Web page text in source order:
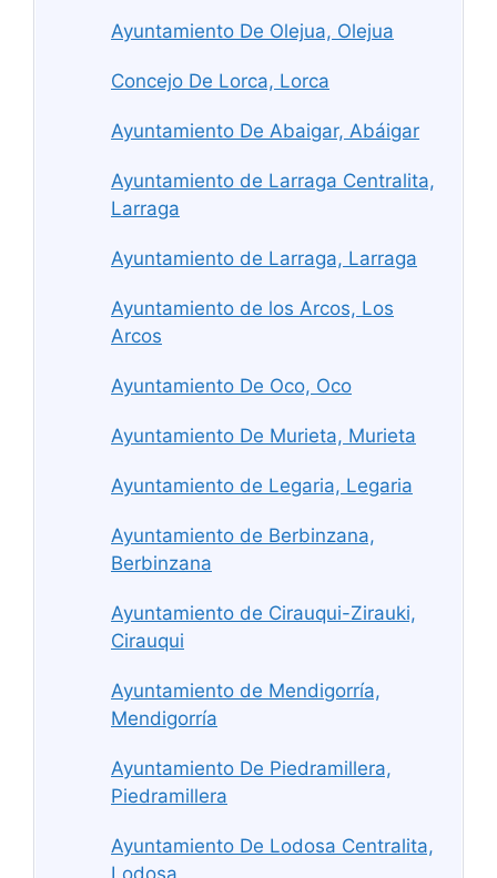
Ayuntamiento De Olejua, Olejua
Concejo De Lorca, Lorca
Ayuntamiento De Abaigar, Abáigar
Ayuntamiento de Larraga Centralita,
Larraga
Ayuntamiento de Larraga, Larraga
Ayuntamiento de los Arcos, Los
Arcos
Ayuntamiento De Oco, Oco
Ayuntamiento De Murieta, Murieta
Ayuntamiento de Legaria, Legaria
Ayuntamiento de Berbinzana,
Berbinzana
Ayuntamiento de Cirauqui-Zirauki,
Cirauqui
Ayuntamiento de Mendigorría,
Mendigorría
Ayuntamiento De Piedramillera,
Piedramillera
Ayuntamiento De Lodosa Centralita,
Lodosa